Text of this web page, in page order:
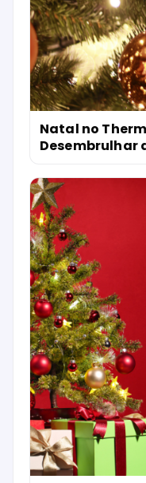
Natal no
Desembrulhar